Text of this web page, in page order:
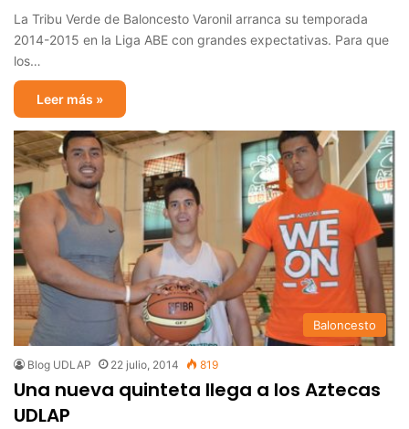
La Tribu Verde de Baloncesto Varonil arranca su temporada
2014-2015 en la Liga ABE con grandes expectativas. Para que
los…
Leer más »
Baloncesto
Blog UDLAP 22 julio, 2014 819
Una nueva quinteta llega a los Aztecas
UDLAP